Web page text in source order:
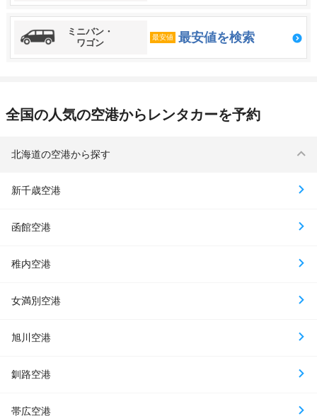
ミニバン・
ワゴン
最安値 最安値を検索
全国の人気の空港からレンタカーを予約
北海道の空港から探す
新千歳空港
函館空港
稚内空港
女満別空港
旭川空港
釧路空港
帯広空港